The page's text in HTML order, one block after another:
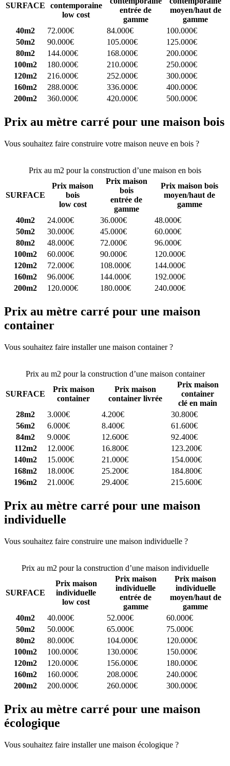
SURFACE
contemporaine
low cost
entrée de
gamme
moyen/haut de
gamme
40m2
72.000€ 84.000€
100.000€
50m2
90.000€ 105.000€
125.000€
80m2
144.000€ 168.000€
200.000€
100m2
180.000€ 210.000€
250.000€
120m2
216.000€ 252.000€
300.000€
160m2
288.000€ 336.000€
400.000€
200m2
360.000€ 420.000€ 500.000€
Prix au mètre carré pour une maison bois
Vous souhaitez faire construire votre maison neuve en bois ?
Prix au m2 pour la construction d’une maison en bois
SURFACE
Prix maison
bois
low cost
Prix maison
bois
entrée de
gamme
Prix maison bois
moyen/haut de
gamme
40m2
24.000€ 36.000€
48.000€
50m2
30.000€ 45.000€
60.000€
80m2
48.000€ 72.000€
96.000€
100m2
60.000€ 90.000€
120.000€
120m2
72.000€ 108.000€
144.000€
160m2
96.000€ 144.000€
192.000€
200m2
120.000€ 180.000€ 240.000€
Prix au mètre carré pour une maison
container
Vous souhaitez faire installer une maison container ?
Prix au m2 pour la construction d’une maison container
SURFACE
Prix maison
container
Prix maison
container livrée
Prix maison
container
clé en main
28m2
3.000€ 4.200€
30.800€
56m2
6.000€ 8.400€
61.600€
84m2
9.000€ 12.600€
92.400€
112m2
12.000€ 16.800€
123.200€
140m2
15.000€ 21.000€
154.000€
168m2
18.000€ 25.200€
184.800€
196m2
21.000€ 29.400€ 215.600€
Prix au mètre carré pour une maison
individuelle
Vous souhaitez faire construire une maison individuelle ?
Prix au m2 pour la construction d’une maison individuelle
SURFACE
Prix maison
individuelle
low cost
Prix maison
individuelle
entrée de
gamme
Prix maison
individuelle
moyen/haut de
gamme
40m2
40.000€ 52.000€
60.000€
50m2
50.000€ 65.000€
75.000€
80m2
80.000€ 104.000€
120.000€
100m2
100.000€ 130.000€
150.000€
120m2
120.000€ 156.000€
180.000€
160m2
160.000€ 208.000€
240.000€
200m2
200.000€ 260.000€ 300.000€
Prix au mètre carré pour une maison
écologique
Vous souhaitez faire installer une maison écologique ?